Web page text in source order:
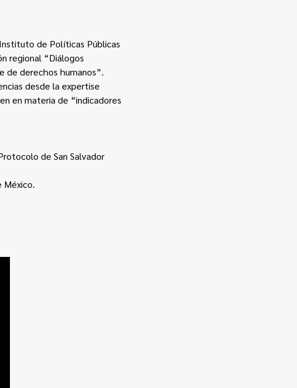
de Políticas Públicas
regional “Diálogos
de derechos humanos”.
desde la expertise
en materia de “indicadores
de San Salvador
México.